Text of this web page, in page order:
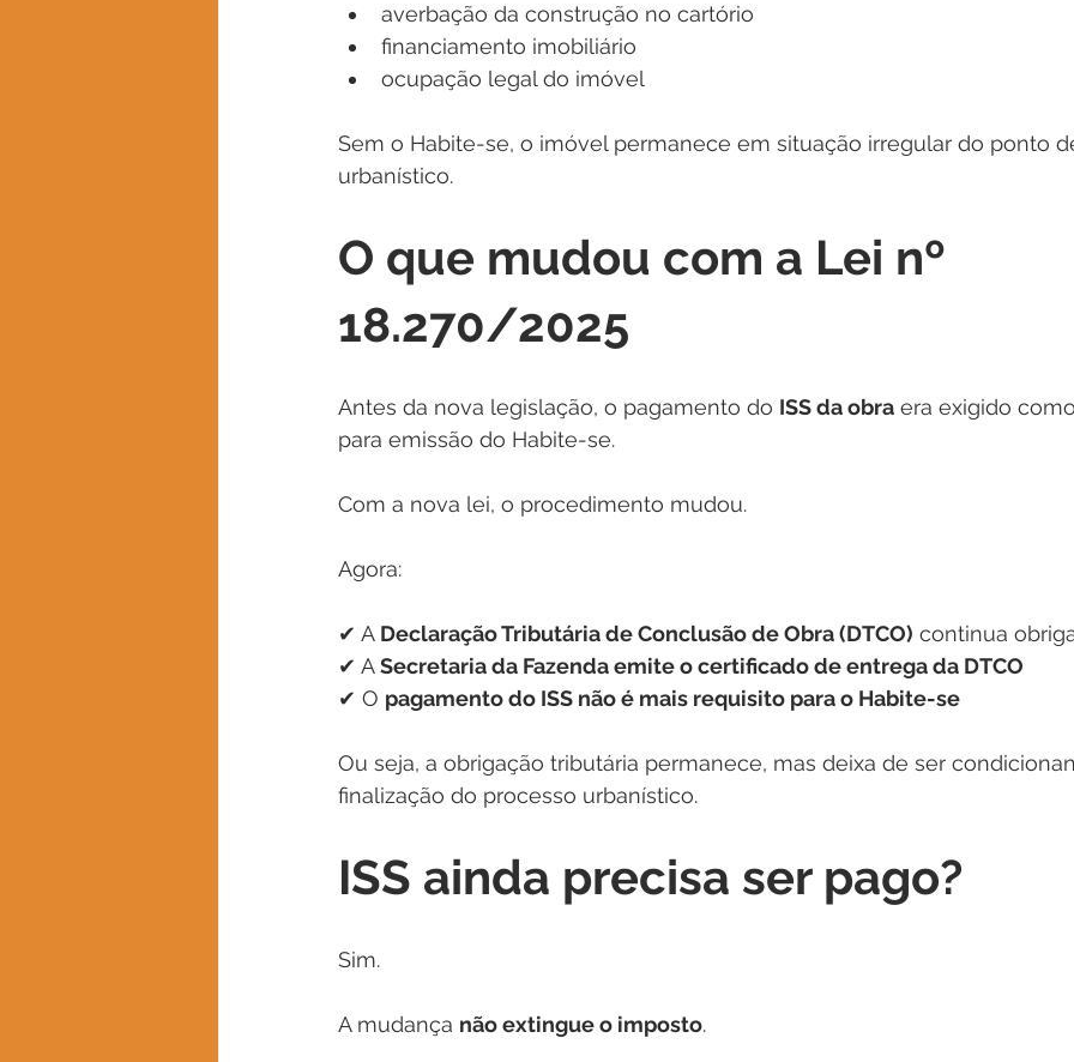
averbação da construção no cartório
financiamento imobiliário
ocupação legal do imóvel
Sem o Habite-se, o imóvel permanece em situação irregular do ponto
urbanístico.
O que mudou com a Lei nº
18.270/2025
Antes da nova legislação, o pagamento do ISS da obra era exigido
para emissão do Habite-se.
Com a nova lei, o procedimento mudou.
Agora:
✔ A Declaração Tributária de Conclusão de Obra (DTCO) continua
✔ A Secretaria da Fazenda emite o certificado de entrega da DTCO
✔ O pagamento do ISS não é mais requisito para o Habite-se
Ou seja, a obrigação tributária permanece, mas deixa de ser
finalização do processo urbanístico.
ISS ainda precisa ser pago?
Sim.
A mudança não extingue o imposto.